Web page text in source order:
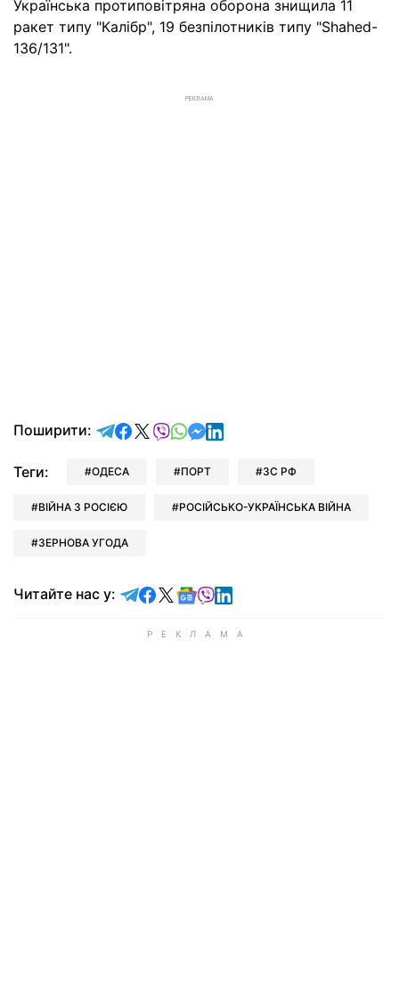
Українська протиповітряна оборона знищила 11
ракет типу "Калібр", 19 безпілотників типу "Shahed-
136/131".
РЕКЛАМА
Поширити: відправити у Telegram
поділитись у Facebook
поділитись у X
відправити у Viber
відправити у Whatsapp
відправити у Messenger
відправити у LinkedIn
Теги: ОДЕСА ПОРТ ЗС РФ
ВІЙНА З РОСІЄЮ РОСІЙСЬКО-УКРАЇНСЬКА ВІЙНА
ЗЕРНОВА УГОДА
Читайте нас у: Читайте у Telegram
Читайте у Facebook
Читайте у X
Читайте у Google news
Читайте у Viber
Читайте у LinkedIn